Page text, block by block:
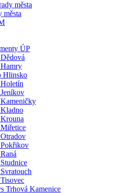
města
města
ÚP
Hlinsko
Trhová Kamenice